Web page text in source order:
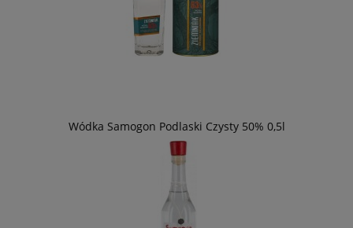
Wódka Samogon Podlaski Czysty 50% 0,5l